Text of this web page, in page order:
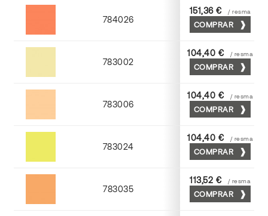
784026
Palosanto
151,36 € / resma
COMPRAR
783002
Crema
104,40 € / resma
COMPRAR
783006
Abricot
104,40 € / resma
COMPRAR
783024
Cromo
104,40 € / resma
COMPRAR
783035
Chamoix
113,52 € / resma
COMPRAR